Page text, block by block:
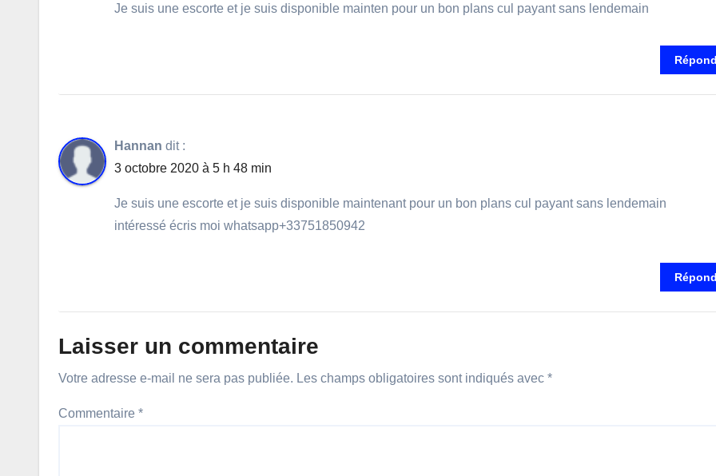
Je suis une escorte et je suis disponible mainten pour un bon plans cul payant sans lendemain
Hannan dit :
3 octobre 2020 à 5 h 48 min
Je suis une escorte et je suis disponible maintenant pour un bon plans cul payant sans lendemain
intéressé écris moi whatsapp+33751850942
Laisser un commentaire
Votre adresse e-mail ne sera pas publiée. Les champs obligatoires sont indiqués avec *
Commentaire *